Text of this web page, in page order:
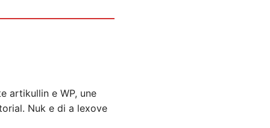
artikullin e WP, une
Nuk e di a lexove